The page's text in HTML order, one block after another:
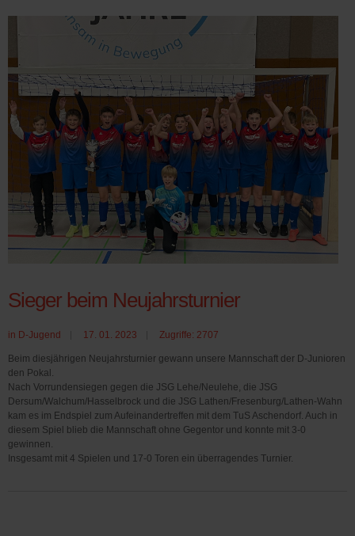
Sieger beim Neujahrsturnier
in D-Jugend 17. 01. 2023 Zugriffe: 2707
Beim diesjährigen Neujahrsturnier gewann unsere Mannschaft der D-Junioren
den Pokal.
Nach Vorrundensiegen gegen die JSG Lehe/Neulehe, die JSG
Dersum/Walchum/Hasselbrock und die JSG Lathen/Fresenburg/Lathen-Wahn
kam es im Endspiel zum Aufeinandertreffen mit dem TuS Aschendorf. Auch in
diesem Spiel blieb die Mannschaft ohne Gegentor und konnte mit 3-0
gewinnen.
Insgesamt mit 4 Spielen und 17-0 Toren ein überragendes Turnier.